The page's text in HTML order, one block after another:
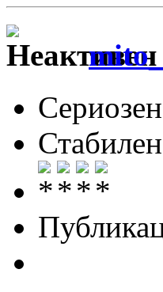
Стабилен